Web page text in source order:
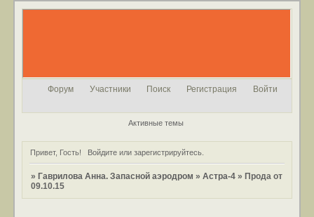
Форум Участники Поиск Регистрация Войти
Активные темы
Привет, Гость! Войдитеили зарегистрируйтесь.
» Гаврилова Анна. Запасной аэродром »Астра-4 » Прода от
09.10.15